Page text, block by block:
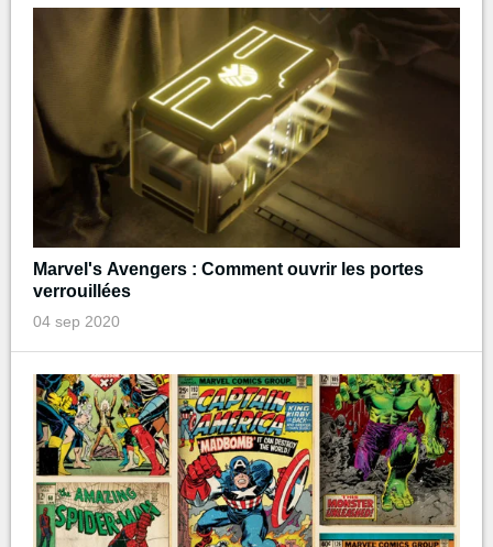
Marvel's Avengers : Comment ouvrir les portes
verrouillées
04 sep 2020